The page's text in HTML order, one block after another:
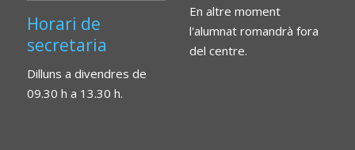
Horari de
secretaria
Dilluns a divendres de
09.30 h a 13.30 h.
En altre moment
l'alumnat romandrà fora
del centre.